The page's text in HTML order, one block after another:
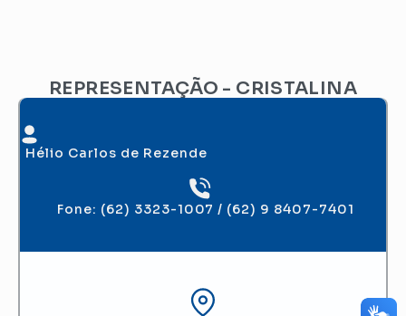
REPRESENTAÇÃO - CRISTALINA
Hélio Carlos de Rezende
Fone: (62) 3323-1007 / (62) 9 8407-7401